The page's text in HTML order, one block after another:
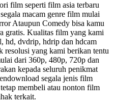
film seperti film asia terbaru
macam genre film mulai
Ataupun Comedy bisa kamu
gratis. Kualitas film yang kami
hd, dvdrip, hdrip dan hdcam
resolusi yang kami berikan tentu
dari 360p, 480p, 720p dan
kepada seluruh penikmat
segala jenis film
membeli atau nonton film
terkait.